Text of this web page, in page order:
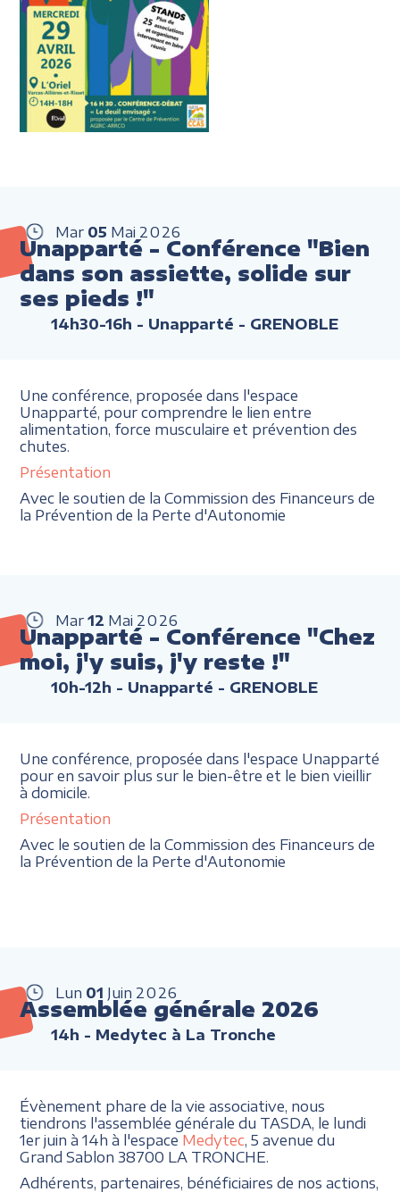
Mar 05 Mai 2026
Unapparté - Conférence "Bien
dans son assiette, solide sur
ses pieds !"
14h30-16h - Unapparté - GRENOBLE
Une conférence, proposée dans l'espace
Unapparté, pour comprendre le lien entre
alimentation, force musculaire et prévention des
chutes.
Présentation
Avec le soutien de la Commission des Financeurs de
la Prévention de la Perte d'Autonomie
Mar 12 Mai 2026
Unapparté - Conférence "Chez
moi, j'y suis, j'y reste !"
10h-12h - Unapparté - GRENOBLE
Une conférence, proposée dans l'espace Unapparté
pour en savoir plus sur le bien-être et le bien vieillir
à domicile.
Présentation
Avec le soutien de la Commission des Financeurs de
la Prévention de la Perte d'Autonomie
Lun 01 Juin 2026
Assemblée générale 2026
14h - Medytec à La Tronche
Évènement phare de la vie associative, nous
tiendrons l'assemblée générale du TASDA, le lundi
1er juin à 14h à l'espace Medytec , 5 avenue du
Grand Sablon 38700 LA TRONCHE.
Adhérents, partenaires, bénéficiaires de nos actions,